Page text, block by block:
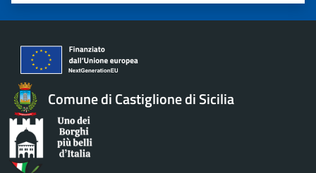
Comune di Castiglione di Sicilia